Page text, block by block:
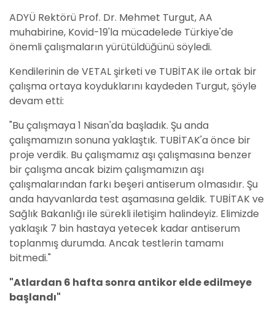
ADYÜ Rektörü Prof. Dr. Mehmet Turgut, AA
muhabirine, Kovid-19'la mücadelede Türkiye'de
önemli çalışmaların yürütüldüğünü söyledi.
Kendilerinin de VETAL şirketi ve TUBİTAK ile ortak bir
çalışma ortaya koyduklarını kaydeden Turgut, şöyle
devam etti:
"Bu çalışmaya 1 Nisan'da başladık. Şu anda
çalışmamızın sonuna yaklaştık. TUBİTAK'a önce bir
proje verdik. Bu çalışmamız aşı çalışmasına benzer
bir çalışma ancak bizim çalışmamızın aşı
çalışmalarından farkı beşeri antiserum olmasıdır. Şu
anda hayvanlarda test aşamasına geldik. TUBİTAK ve
Sağlık Bakanlığı ile sürekli iletişim halindeyiz. Elimizde
yaklaşık 7 bin hastaya yetecek kadar antiserum
toplanmış durumda. Ancak testlerin tamamı
bitmedi."
"Atlardan 6 hafta sonra antikor elde edilmeye
başlandı"